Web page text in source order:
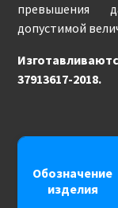
превышения
допустимой
37913617-2018.
Обозначение
изделия